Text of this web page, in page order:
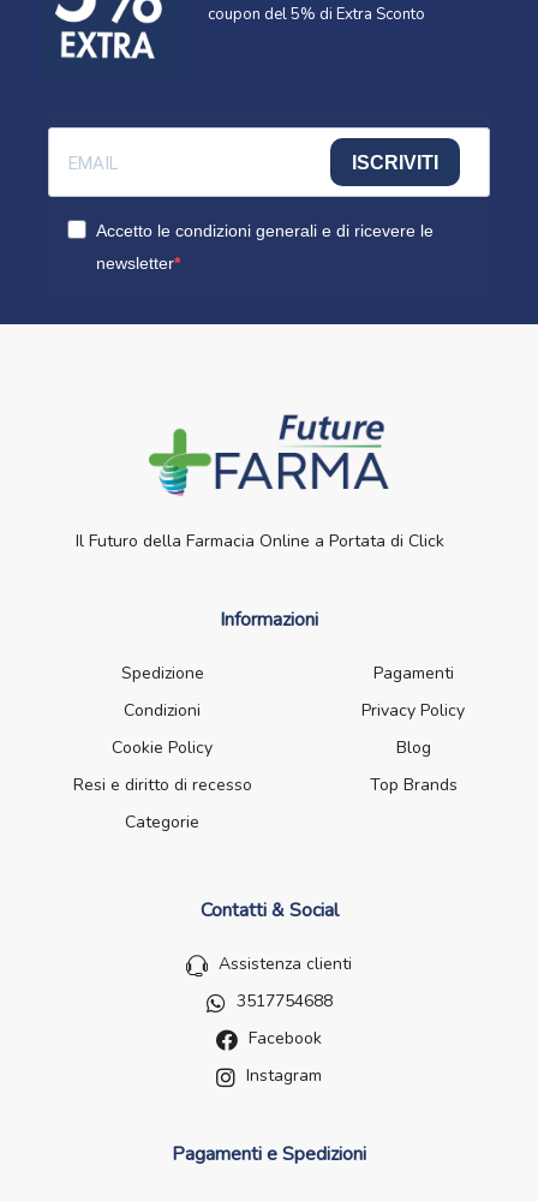
coupon del 5% di Extra Sconto
ISCRIVITI
Accetto le condizioni generali e di ricevere le
newsletter
Il Futuro della Farmacia Online a Portata di Click
Informazioni
Spedizione
Pagamenti
Condizioni
Privacy Policy
Cookie Policy
Blog
Resi e diritto di recesso
Top Brands
Categorie
Contatti & Social
Assistenza clienti
3517754688
Facebook
Instagram
Pagamenti e Spedizioni